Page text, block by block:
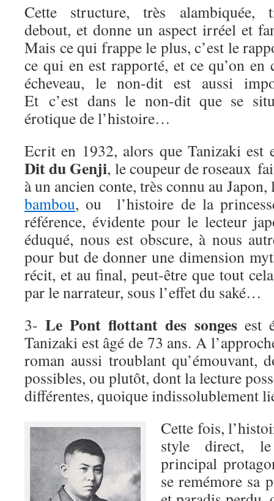
Cette structure, très alambiquée,
debout, et donne un aspect irréel et
Mais ce qui frappe le plus, c’est le
ce qui en est rapporté, et ce qu’on
écheveau, le non-dit est aussi
Et c’est dans le non-dit que se
érotique de l’histoire…
Ecrit en 1932, alors que Tanizaki est
Dit du Genji, le coupeur de roseaux
à un ancien conte, très connu au
bambou, ou l’histoire de la
référence, évidente pour le lecteur
éduqué, nous est obscure, à nous
pour but de donner une dimension
récit, et au final, peut-être que tout
par le narrateur, sous l’effet du saké…
3-Le Pont flottant des songesest
Tanizaki est âgé de 73 ans. A
roman aussi troublant qu’émouvant,
possibles, ou plutôt, dont la lecture
différentes, quoique indissolublement
Cette fois,
style direct,
principal
se remémore sa